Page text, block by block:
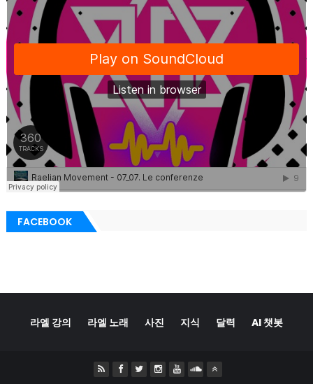
FACEBOOK
라엘 강의 라엘 노래 사진 지식 달력 AI 챗봇